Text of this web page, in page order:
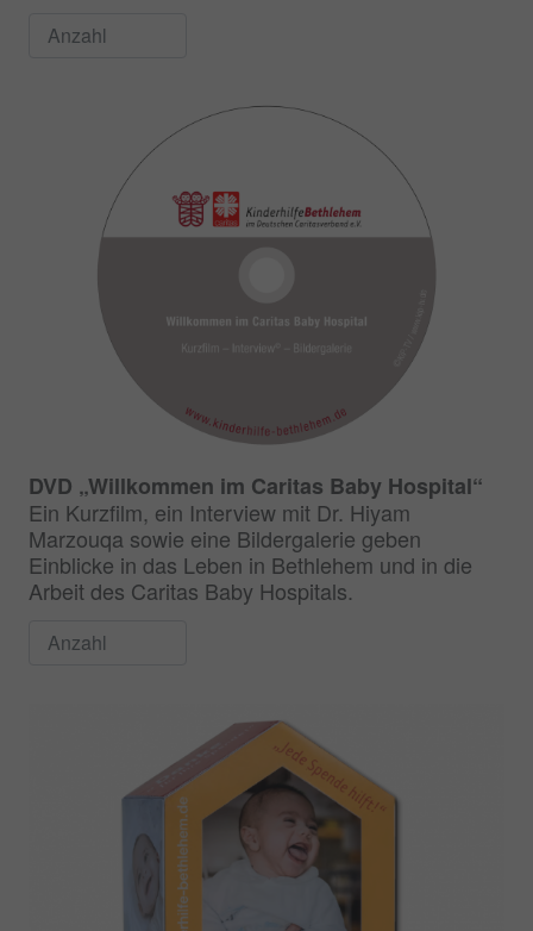
DVD „Willkommen im Caritas Baby Hospital“
Ein Kurzfilm, ein Interview mit Dr. Hiyam
Marzouqa sowie eine Bildergalerie geben
Einblicke in das Leben in Bethlehem und in die
Arbeit des Caritas Baby Hospitals.